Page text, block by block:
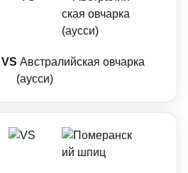
VS Австралийская овчарка
(аусси)